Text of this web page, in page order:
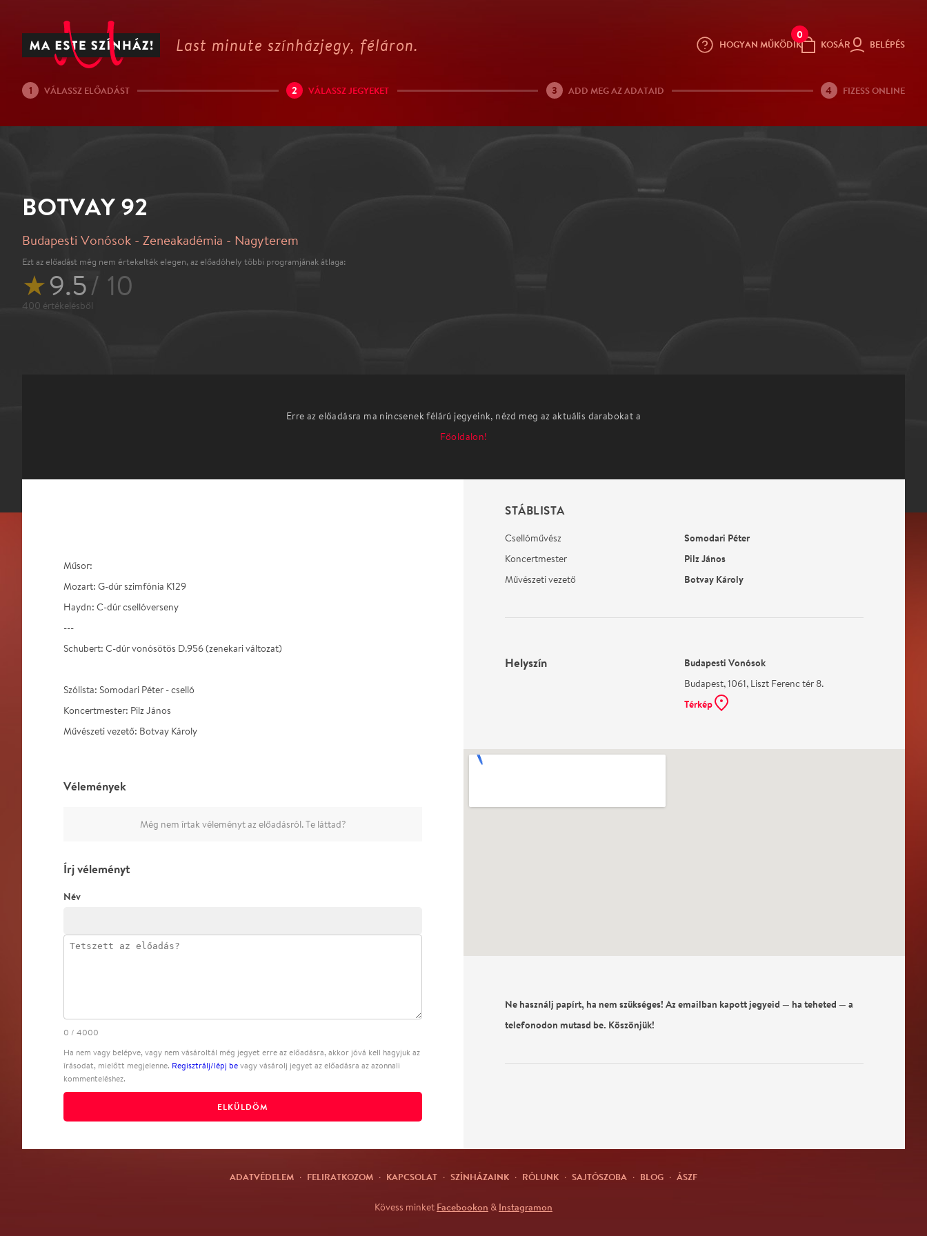
Last minute színházjegy, féláron. HOGYAN MŰKÖDIK
0
KOSÁR BELÉPÉS
1 VÁLASSZ ELŐADÁST 2 VÁLASSZ JEGYEKET 3 ADD MEG AZ ADATAID 4 FIZESS ONLINE
BOTVAY 92
Budapesti Vonósok - Zeneakadémia - Nagyterem
Ezt az előadást még nem értekelték elegen, az előadóhely többi programjának átlaga:
★9.5/ 10
400 értékelésből
Erre az előadásra ma nincsenek félárú jegyeink, nézd meg az aktuális darabokat a
Főoldalon!
Műsor:
Mozart: G-dúr szimfónia K129
Haydn: C-dúr csellóverseny
---
Schubert: C-dúr vonósötös D.956 (zenekari változat)
Szólista: Somodari Péter - cselló
Koncertmester: Pilz János
Művészeti vezető: Botvay Károly
STÁBLISTA
Csellóművész Somodari Péter
Koncertmester Pilz János
Művészeti vezető Botvay Károly
Helyszín Budapesti Vonósok
Budapest, 1061, Liszt Ferenc tér 8.
Térkép
Ne használj papírt, ha nem szükséges! Az emailban kapott jegyeid — ha teheted — a
telefonodon mutasd be. Köszönjük!
Vélemények
Még nem írtak véleményt az előadásról. Te láttad?
Írj véleményt
Név
0 / 4000
Ha nem vagy belépve, vagy nem vásároltál még jegyet erre az előadásra, akkor jóvá kell hagyjuk az
írásodat, mielőtt megjelenne. Regisztrálj/lépj be vagy vásárolj jegyet az előadásra az azonnali
kommenteléshez.
ELKÜLDÖM
ADATVÉDELEM · FELIRATKOZOM · KAPCSOLAT · SZÍNHÁZAINK · RÓLUNK · SAJTÓSZOBA · BLOG · ÁSZF
Kövess minket Facebookon & Instagramon